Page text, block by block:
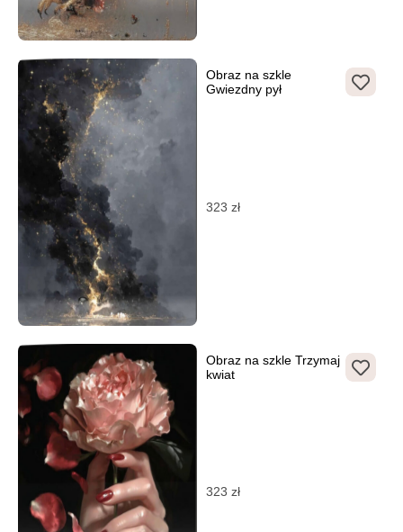
Obraz na szkle
Gwiezdny pył
323 zł
Obraz na szkle Trzymaj
kwiat
323 zł